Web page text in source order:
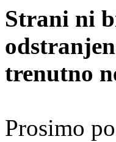
Strani ni
trenutno
Prosimo